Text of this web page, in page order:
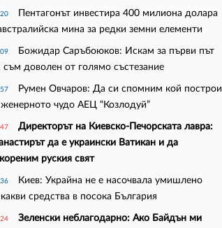
Пентагонът инвестира 400 милиона долара
мина за редки земни елементи
Божидар Саръбоюков: Искам за първи път
съм доволен от голямо състезание
Румен Овчаров: Да си спомним кой построи
чудо АЕЦ “Козлодуй”
Директорът на Киевско-Печорската лавра:
да е украински Ватикан и да
руския свят
Киев: Украйна не е насочвала умишлено
средства в посока България
Зеленски неблагодарно: Ако Байдън ми